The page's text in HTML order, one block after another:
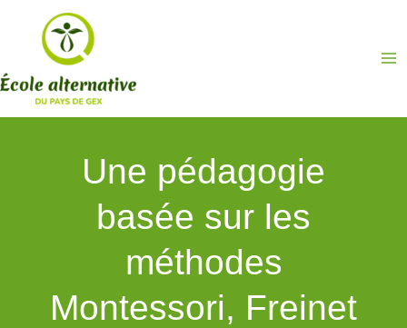
contenu
Une pédagogie
basée sur les
méthodes
Montessori, Freinet